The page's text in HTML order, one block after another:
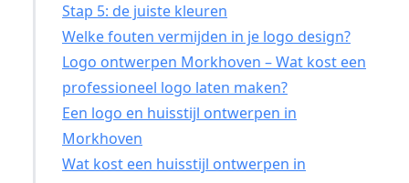
Stap 5: de juiste kleuren
Welke fouten vermijden in je logo design?
Logo ontwerpen Morkhoven – Wat kost een
professioneel logo laten maken?
Een logo en huisstijl ontwerpen in
Morkhoven
Wat kost een huisstijl ontwerpen in